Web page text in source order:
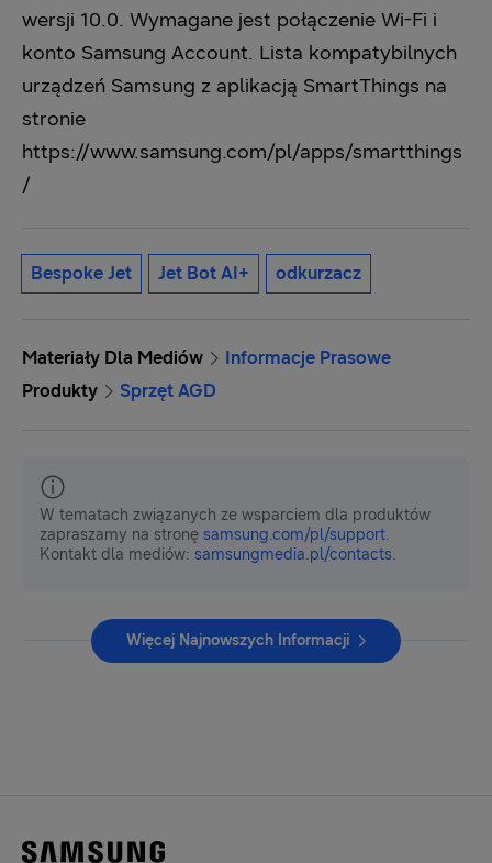
wersji 10.0. Wymagane jest połączenie Wi-Fi i
konto Samsung Account. Lista kompatybilnych
urządzeń Samsung z aplikacją SmartThings na
stronie
https://www.samsung.com/pl/apps/smartthings
/
Bespoke Jet Jet Bot AI+ odkurzacz
Materiały Dla Mediów
Informacje Prasowe
Produkty
Sprzęt AGD
W tematach związanych ze wsparciem dla produktów
zapraszamy na stronę samsung.com/pl/support.
Kontakt dla mediów: samsungmedia.pl/contacts.
Więcej Najnowszych Informacji